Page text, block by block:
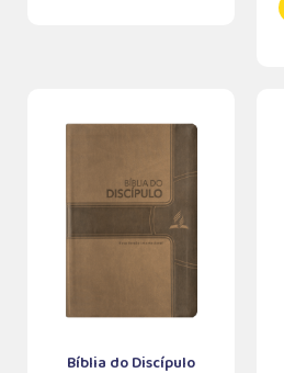
Bíblia do Discípulo